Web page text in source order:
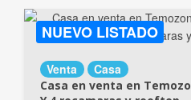
NUEVO LISTADO
Venta Casa
Casa en venta en